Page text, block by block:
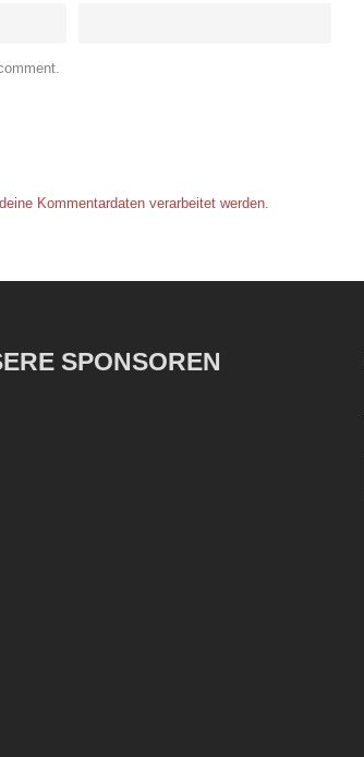
Kommentardaten verarbeitet werden.
SPONSOREN